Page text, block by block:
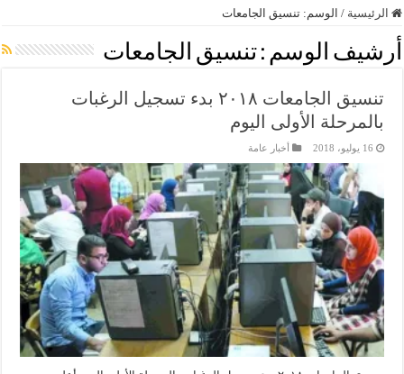
الرئيسية / الوسم:تنسيق الجامعات
أرشيف الوسم :تنسيق الجامعات
تنسيق الجامعات ٢٠١٨ بدء تسجيل الرغبات
بالمرحلة الأولى اليوم
16 يوليو، 2018 أخبار عامة